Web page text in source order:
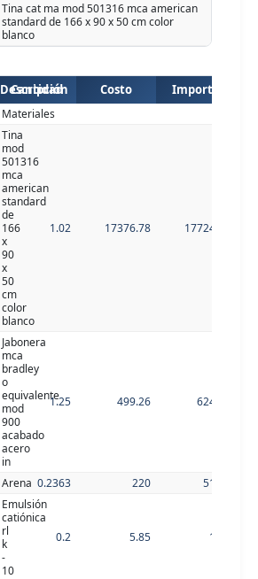
Tina cat ma mod 501316 mca american
standard de 166 x 90 x 50 cm color
blanco
Descripción
Cantidad Costo Importe
Materiales
Tina
mod
501316
mca
american
standard
de
166
x
90
x
50
cm
color
blanco
1.02 17376.78 17724.32
Jabonera
mca
bradley
o
equivalente
mod
900
acabado
acero
in
1.25 499.26 624.08
Arena 0.2363 220 51.99
Emulsión
catiónica
rl
k
-
10
0.2 5.85 1.17